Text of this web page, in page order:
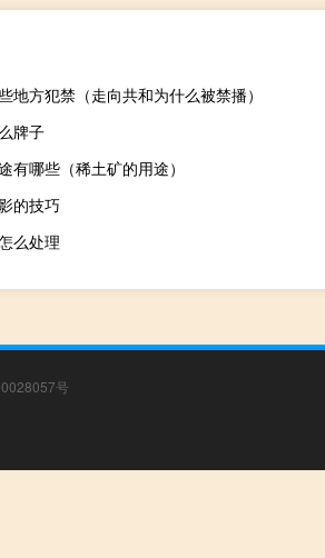
地方犯禁（走向共和为什么被禁播）
牌子
有哪些（稀土矿的用途）
的技巧
么处理
号